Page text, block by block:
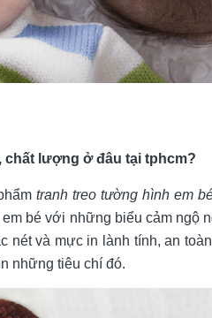
chất lượng ở đâu tại tphcm?
tranh treo tường hình em
bé với những biểu cảm ngộ
nét và mực in lành tính, an
những tiêu chí đó.